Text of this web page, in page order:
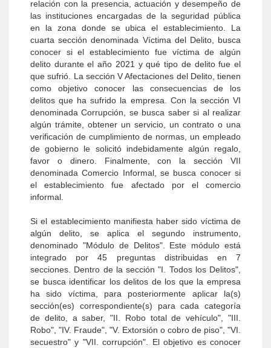
relación con la presencia, actuación y desempeño de
las instituciones encargadas de la seguridad pública
en la zona donde se ubica el establecimiento. La
cuarta sección denominada Víctima del Delito, busca
conocer si el establecimiento fue víctima de algún
delito durante el año 2021 y qué tipo de delito fue el
que sufrió. La sección V Afectaciones del Delito, tienen
como objetivo conocer las consecuencias de los
delitos que ha sufrido la empresa. Con la sección VI
denominada Corrupción, se busca saber si al realizar
algún trámite, obtener un servicio, un contrato o una
verificación de cumplimiento de normas, un empleado
de gobierno le solicitó indebidamente algún regalo,
favor o dinero. Finalmente, con la sección VII
denominada Comercio Informal, se busca conocer si
el establecimiento fue afectado por el comercio
informal.
Si el establecimiento manifiesta haber sido víctima de
algún delito, se aplica el segundo instrumento,
denominado "Módulo de Delitos". Este módulo está
integrado por 45 preguntas distribuidas en 7
secciones. Dentro de la sección "I. Todos los Delitos",
se busca identificar los delitos de los que la empresa
ha sido víctima, para posteriormente aplicar la(s)
sección(es) correspondiente(s) para cada categoría
de delito, a saber, "II. Robo total de vehículo", "III.
Robo", "IV. Fraude", "V. Extorsión o cobro de piso", "VI.
secuestro" y "VII. corrupción". El objetivo es conocer